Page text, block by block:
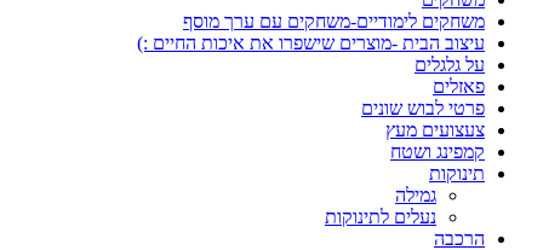
משחקים לימודיים-משחקים עם ערך מוסף
עיצוב הבית -מוצרים שישפרו את איכות החיים :)
על גלגלים
פאזלים
פרטי לבוש שונים
צעצועים מעץ
קמפינג ושטח
תינוקות
גמילה
נעלים לתינוקות
הרכבה